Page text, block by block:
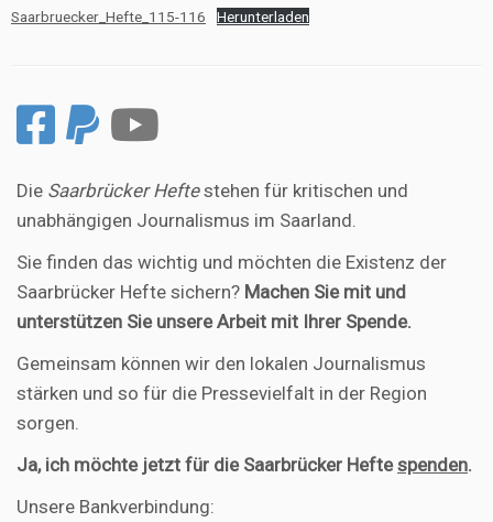
Saarbruecker_Hefte_115-116 Herunterladen
Die Saarbrücker Heftestehen für kritischen und
unabhängigen Journalismus im Saarland.
Sie finden das wichtig und möchten die Existenz der
Saarbrücker Hefte sichern? Machen Sie mit und
unterstützen Sie unsere Arbeit mit Ihrer Spende.
Gemeinsam können wir den lokalen Journalismus
stärken und so für die Pressevielfalt in der Region
sorgen.
Ja, ich möchte jetzt für die Saarbrücker Heftespenden.
Unsere Bankverbindung: